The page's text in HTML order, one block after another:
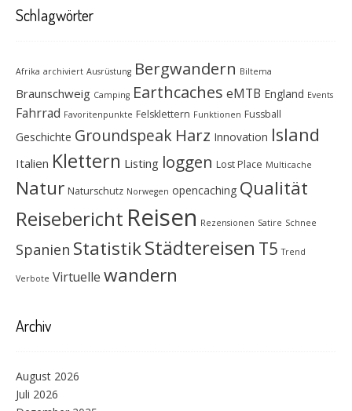
Schlagwörter
Afrika archiviert Ausrüstung Bergwandern Biltema
Braunschweig Camping Earthcaches eMTB England Events
Fahrrad Favoritenpunkte Felsklettern Funktionen Fussball
Geschichte Groundspeak Harz Innovation Island
Italien Klettern Listing loggen Lost Place Multicache
Natur Naturschutz Norwegen opencaching Qualität
Reisebericht Reisen Rezensionen Satire Schnee
Spanien StatistikStädtereisen T5 Trend
Verbote Virtuelle wandern
Archiv
August 2026
Juli 2026